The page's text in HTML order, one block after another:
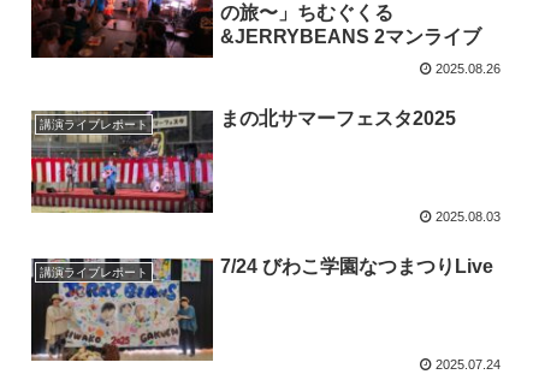
の旅〜」ちむぐくる
&JERRYBEANS 2マンライブ
2025.08.26
講演ライブレポート まの北サマーフェスタ2025
2025.08.03
講演ライブレポート 7/24 びわこ学園なつまつりLive
2025.07.24